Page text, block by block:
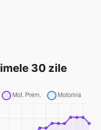
30 zile